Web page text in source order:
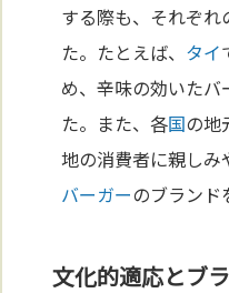
する際も、それぞ
た。たとえば、 タイ
め、辛味の効いた
た。また、各国の地
地の消費者に親しみ
バーガーのブランド
文化的適応とブ